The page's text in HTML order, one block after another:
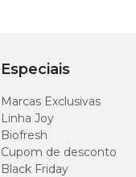
Especiais
Marcas Exclusivas
Linha Joy
Biofresh
Cupom de desconto
Black Friday